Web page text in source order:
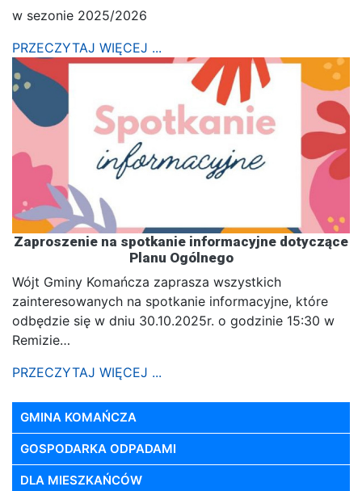
w sezonie 2025/2026
PRZECZYTAJ WIĘCEJ ...
Zaproszenie na spotkanie informacyjne dotyczące
Planu Ogólnego
Wójt Gminy Komańcza zaprasza wszystkich
zainteresowanych na spotkanie informacyjne, które
odbędzie się w dniu 30.10.2025r. o godzinie 15:30 w
Remizie…
PRZECZYTAJ WIĘCEJ ...
GMINA KOMAŃCZA
GOSPODARKA ODPADAMI
DLA MIESZKAŃCÓW